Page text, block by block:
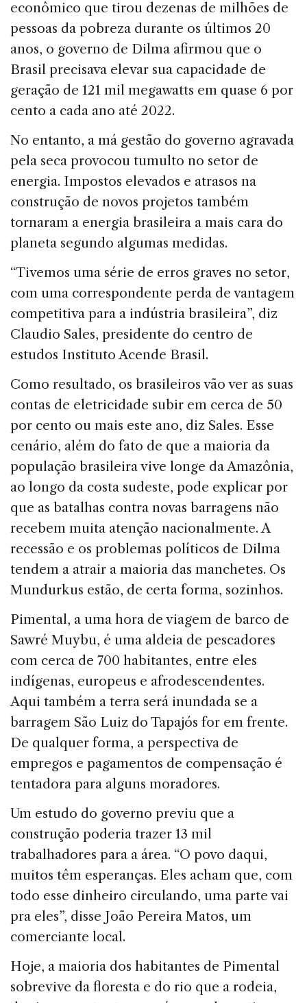
econômico que tirou dezenas de milhões de
pessoas da pobreza durante os últimos 20
anos, o governo de Dilma afirmou que o
Brasil precisava elevar sua capacidade de
geração de 121 mil megawatts em quase 6 por
cento a cada ano até 2022.
No entanto, a má gestão do governo agravada
pela seca provocou tumulto no setor de
energia. Impostos elevados e atrasos na
construção de novos projetos também
tornaram a energia brasileira a mais cara do
planeta segundo algumas medidas.
“Tivemos uma série de erros graves no setor,
com uma correspondente perda de vantagem
competitiva para a indústria brasileira”, diz
Claudio Sales, presidente do centro de
estudos Instituto Acende Brasil.
Como resultado, os brasileiros vão ver as suas
contas de eletricidade subir em cerca de 50
por cento ou mais este ano, diz Sales. Esse
cenário, além do fato de que a maioria da
população brasileira vive longe da Amazônia,
ao longo da costa sudeste, pode explicar por
que as batalhas contra novas barragens não
recebem muita atenção nacionalmente. A
recessão e os problemas políticos de Dilma
tendem a atrair a maioria das manchetes. Os
Mundurkus estão, de certa forma, sozinhos.
Pimental, a uma hora de viagem de barco de
Sawré Muybu, é uma aldeia de pescadores
com cerca de 700 habitantes, entre eles
indígenas, europeus e afrodescendentes.
Aqui também a terra será inundada se a
barragem São Luiz do Tapajós for em frente.
De qualquer forma, a perspectiva de
empregos e pagamentos de compensação é
tentadora para alguns moradores.
Um estudo do governo previu que a
construção poderia trazer 13 mil
trabalhadores para a área. “O povo daqui,
muitos têm esperanças. Eles acham que, com
todo esse dinheiro circulando, uma parte vai
pra eles”, disse João Pereira Matos, um
comerciante local.
Hoje, a maioria dos habitantes de Pimental
sobrevive da floresta e do rio que a rodeia,